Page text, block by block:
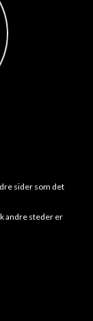
sider som det
andre steder er